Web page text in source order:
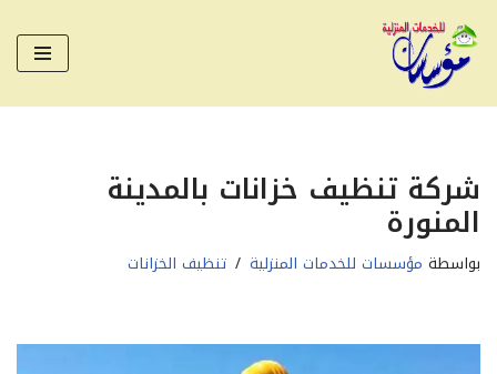
تخطى
المحتوى
شركة تنظيف خزانات بالمدينة
المنورة
بواسطة مؤسسات للخدمات المنزلية تنظيف الخزانات